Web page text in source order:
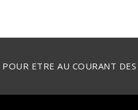
POUR ETRE AU COURANT